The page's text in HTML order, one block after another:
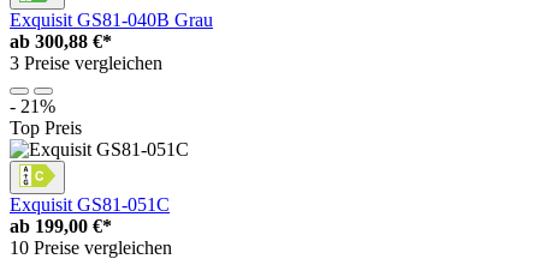
Exquisit GS81-040B Grau
ab 300,88 €*
3 Preise vergleichen
- 21%
Top Preis
Exquisit GS81-051C
ab 199,00 €*
10 Preise vergleichen